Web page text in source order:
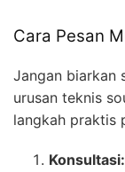
Cara Pesan
Jangan biarkan
urusan teknis
langkah praktis
Konsultasi: